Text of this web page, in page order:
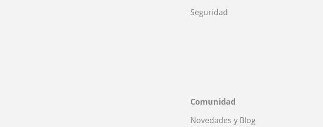
Seguridad
Comunidad
Novedades y Blog